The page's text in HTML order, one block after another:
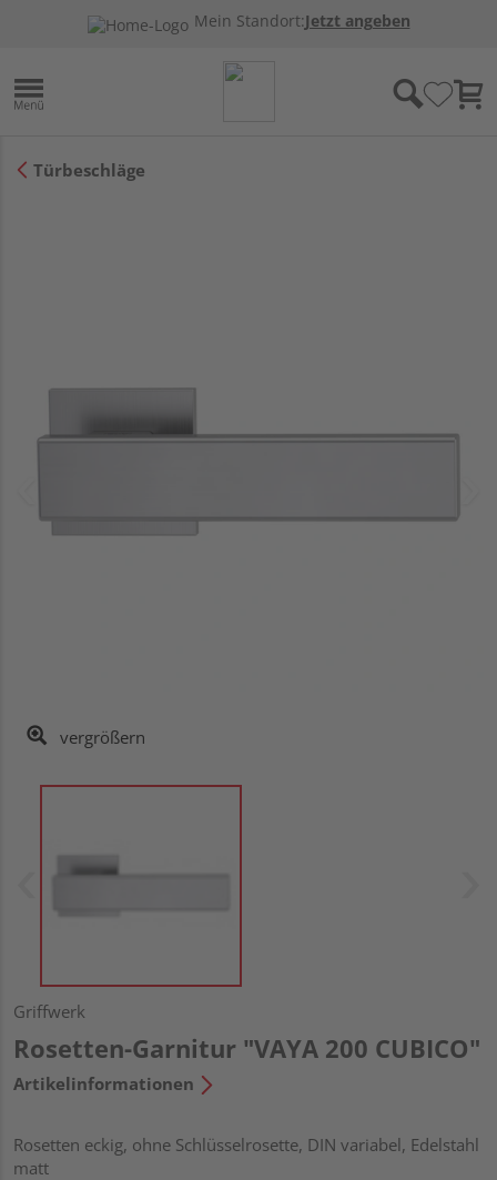
Mein Standort:Jetzt angeben
Türbeschläge
vergrößern
Griffwerk
Rosetten-Garnitur "VAYA 200 CUBICO"
Artikelinformationen
Rosetten eckig, ohne Schlüsselrosette, DIN variabel, Edelstahl
matt